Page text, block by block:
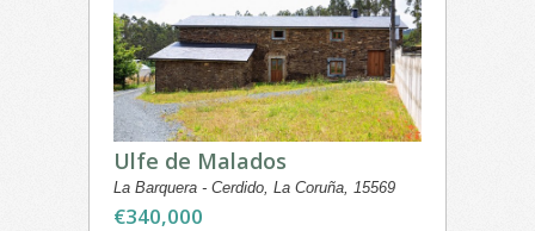
Ulfe de Malados
La Barquera - Cerdido, La Coruña, 15569
€340,000